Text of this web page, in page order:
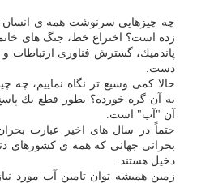
چه چیزهایی سرنوشت همه ی انسان
زده است؟ اختراع خط، جنگ های
پاندمیك، گسترش فناوری ارتباطات
دست.
حالا كمی وسیع تر نگاه نماییم،
به آن گره خورده؟ بطور قطع یك
آن "آب" است.
حتماً در سال های اخیر عبارت
بحرانی جهانی كه همه ی كشورهای
دخیل هستند.
زمین همیشه توان تامین آب مورد